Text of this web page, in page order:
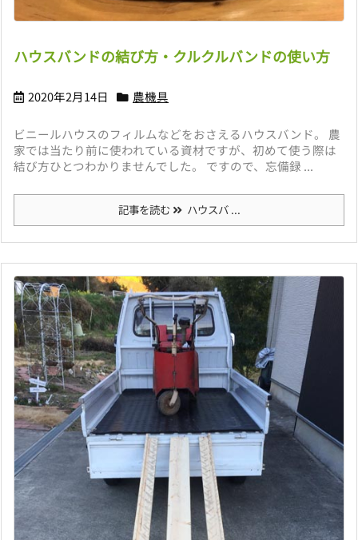
ハウスバンドの結び方・クルクルバンドの使い方
2020年2月14日 農機具
ビニールハウスのフィルムなどをおさえるハウスバンド。 農
家では当たり前に使われている資材ですが、初めて使う際は
結び方ひとつわかりませんでした。 ですので、忘備録 ...
記事を読む ハウスバ ...